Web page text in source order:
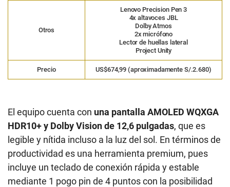
Otros
Lenovo Precision Pen 3
4x altavoces JBL
Dolby Atmos
2x micrófono
Lector de huellas lateral
Project Unity
Precio US$674,99 (aproximadamente S/.2.680)
El equipo cuenta con una pantalla AMOLED WQXGA
HDR10+ y Dolby Vision de 12,6 pulgadas, que es
legible y nítida incluso a la luz del sol. En términos de
productividad es una herramienta premium, pues
incluye un teclado de conexión rápida y estable
mediante 1 pogo pin de 4 puntos con la posibilidad